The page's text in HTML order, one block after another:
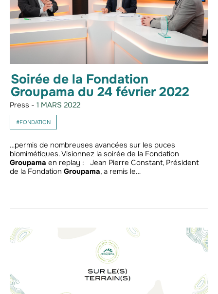
Soirée de la Fondation
Groupama du 24 février 2022
Press - 1 MARS 2022
#FONDATION
…permis de nombreuses avancées sur les puces
biomimétiques. Visionnez la soirée de la Fondation
Groupama en replay : Jean Pierre Constant, Président
de la Fondation Groupama, a remis le…